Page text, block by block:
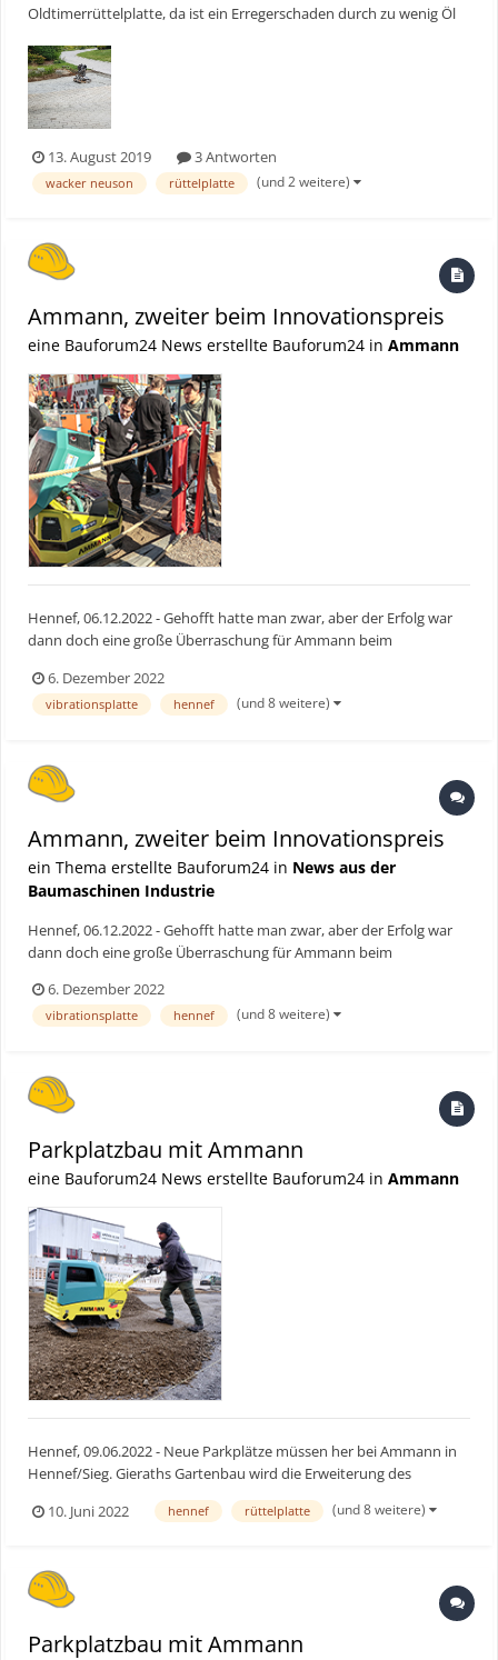
Oldtimerrüttelplatte, da ist ein Erregerschaden durch zu wenig Öl
hier das Öl vom Erreger kontrollieren bzw. Wechseln. Das Getriebe
hat eine schraube zum auffüllen. L...
13. August 2019 3 Antworten
wacker neuson rüttelplatte (und 2 weitere)
Ammann, zweiter beim Innovationspreis
eine Bauforum24 News erstellte Bauforum24 in Ammann
Hennef, 06.12.2022 - Gehofft hatte man zwar, aber der Erfolg war
dann doch eine große Überraschung für Ammann beim
Compactor) gewinnt unter allen Einreichungen den zweiten Platz.
Bauforum24 TV Video (05.11.2022): Rundgang über größte M...
6. Dezember 2022
vibrationsplatte hennef (und 8 weitere)
Ammann, zweiter beim Innovationspreis
ein Thema erstellte Bauforum24 in News aus der
Baumaschinen Industrie
Hennef, 06.12.2022 - Gehofft hatte man zwar, aber der Erfolg war
dann doch eine große Überraschung für Ammann beim
Compactor) gewinnt unter allen Einreichungen den zweiten Platz.
Bauforum24 TV Video (05.11.2022): Rundgang über größte M...
6. Dezember 2022
vibrationsplatte hennef (und 8 weitere)
Parkplatzbau mit Ammann
eine Bauforum24 News erstellte Bauforum24 in Ammann
Hennef, 09.06.2022 - Neue Parkplätze müssen her bei Ammann in
Hennef/Sieg. Gieraths Gartenbau wird die Erweiterung des
Parkareals umsetzen – mit den entsprechenden Verdichtern von
Ammann. Was denn sonst? Es würde ja auch niemand Eulen nach
10. Juni 2022 hennef rüttelplatte (und 8 weitere)
Parkplatzbau mit Ammann